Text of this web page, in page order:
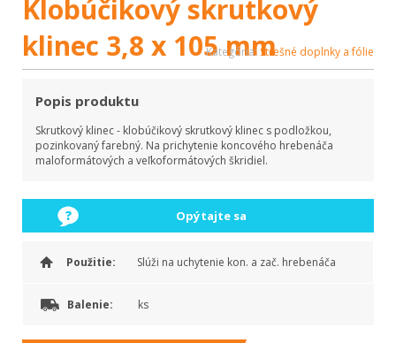
Klobúčikový skrutkový
klinec 3,8 x 105 mm
Kategória: Strešné doplnky a fólie
Popis produktu
Skrutkový klinec - klobúčikový skrutkový klinec s podložkou,
pozinkovaný farebný. Na prichytenie koncového hrebenáča
maloformátových a veľkoformátových škridiel.
Opýtajte sa
Použitie: Slúži na uchytenie kon. a zač. hrebenáča
Balenie: ks